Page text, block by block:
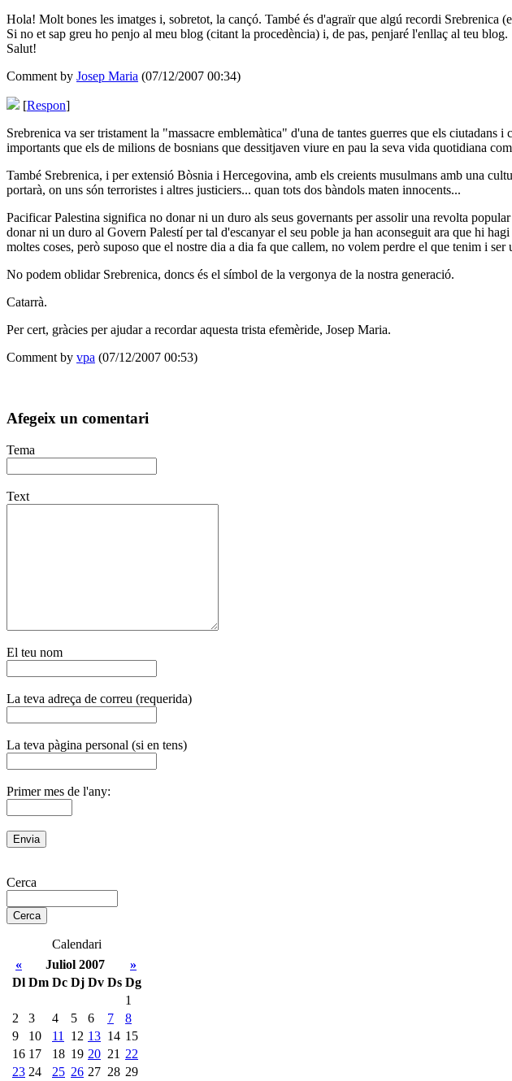
Hola! Molt bones les imatges i, sobretot, la cançó. També és d'agraïr que algú recordi Srebrenica
Si no et sap greu ho penjo al meu blog (citant la procedència) i, de pas, penjaré l'enllaç al teu blog.
Salut!
Comment by Josep Maria (07/12/2007 00:34)
[Respon]
Srebrenica va ser tristament la "massacre emblemàtica" d'una de tantes guerres que els
importants que els de milions de bosnians que dessitjaven viure en pau la seva vida quotidiana
També Srebrenica, i per extensió Bòsnia i Hercegovina, amb els creients musulmans amb una
portarà, on uns són terroristes i altres justiciers... quan tots dos bàndols maten innocents...
Pacificar Palestina significa no donar ni un duro als seus governants per assolir una revolta
donar ni un duro al Govern Palestí per tal d'escanyar el seu poble ja han aconseguit ara que hi
moltes coses, però suposo que el nostre dia a dia fa que callem, no volem perdre el que tenim i
No podem oblidar Srebrenica, doncs és el símbol de la vergonya de la nostra generació.
Catarrà.
Per cert, gràcies per ajudar a recordar aquesta trista efemèride, Josep Maria.
Comment by vpa (07/12/2007 00:53)
Afegeix un comentari
Tema
Text
El teu nom
La teva adreça de correu (requerida)
La teva pàgina personal (si en tens)
Primer mes de l'any:
Cerca
Calendari
«
Juliol 2007
»
Dl Dm Dc Dj Dv Ds Dg
1
2
3 4 5 6 7
8
9
10 11 12 13 14 15
16 17 18 19 20 21 22
23 24 25 26 27 28 29